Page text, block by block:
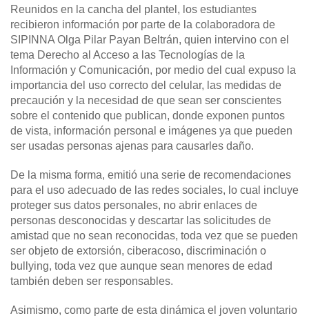
Reunidos en la cancha del plantel, los estudiantes
recibieron información por parte de la colaboradora de
SIPINNA Olga Pilar Payan Beltrán, quien intervino con el
tema Derecho al Acceso a las Tecnologías de la
Información y Comunicación, por medio del cual expuso la
importancia del uso correcto del celular, las medidas de
precaución y la necesidad de que sean ser conscientes
sobre el contenido que publican, donde exponen puntos
de vista, información personal e imágenes ya que pueden
ser usadas personas ajenas para causarles daño.
De la misma forma, emitió una serie de recomendaciones
para el uso adecuado de las redes sociales, lo cual incluye
proteger sus datos personales, no abrir enlaces de
personas desconocidas y descartar las solicitudes de
amistad que no sean reconocidas, toda vez que se pueden
ser objeto de extorsión, ciberacoso, discriminación o
bullying, toda vez que aunque sean menores de edad
también deben ser responsables.
Asimismo, como parte de esta dinámica el joven voluntario